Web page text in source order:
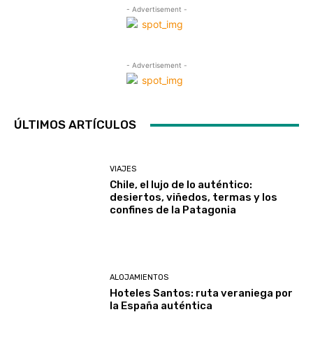
- Advertisement -
- Advertisement -
ÚLTIMOS ARTÍCULOS
VIAJES
Chile, el lujo de lo auténtico:
desiertos, viñedos, termas y los
confines de la Patagonia
ALOJAMIENTOS
Hoteles Santos: ruta veraniega por
la España auténtica